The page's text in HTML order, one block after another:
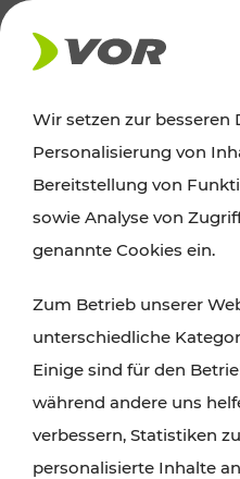
AKTUELLES
News
Alle wichtigen
finden Sie hier im
Wir setzen zur besseren
Personalisierung von
Bereitstellung von
sowie Analyse von
genannte Cookies ein.
Zum Betrieb unserer
unterschiedliche
Einige sind für den
während andere uns
verbessern, Statistiken
personalisierte Inhalte